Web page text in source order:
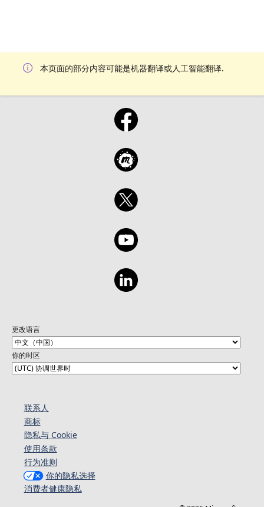
本页面的部分内容可能是机器翻译或人工智能翻译.
更改语言
你的时区
联系人
商标
隐私与 Cookie
使用条款
行为准则
你的隐私选择
消费者健康隐私